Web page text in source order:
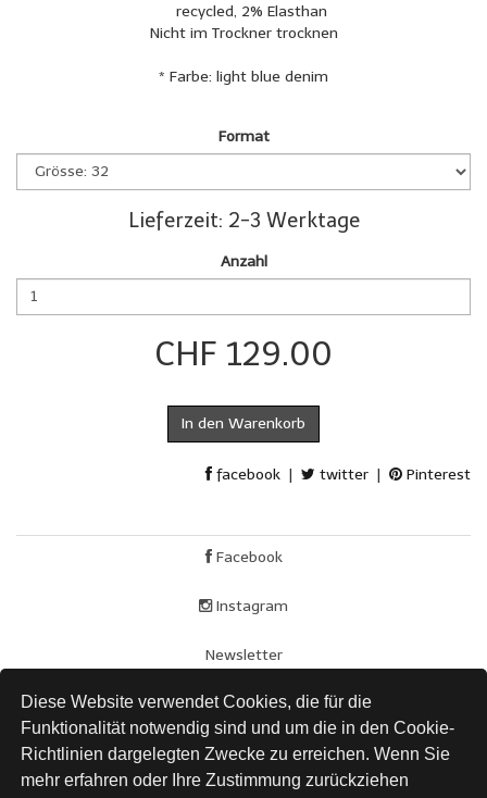
Diese Website verwendet Cookies, die für die
Funktionalität notwendig sind und um die in den Cookie-
Richtlinien dargelegten Zwecke zu erreichen. Wenn Sie
mehr erfahren oder Ihre Zustimmung zurückziehen
recycled, 2% Elasthan
Nicht im Trockner trocknen
* Farbe: light blue denim
Format
Lieferzeit: 2-3 Werktage
Anzahl
CHF 129.00
In den Warenkorb
facebook | twitter | Pinterest
Facebook
Instagram
Newsletter
AGB
Impressum